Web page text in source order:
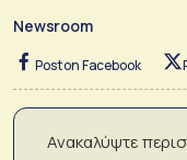
Newsroom
Post on Facebook
Ανακαλύψτε